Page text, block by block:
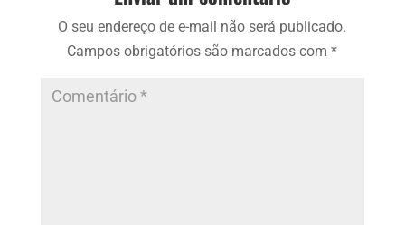
O seu endereço de e-mail não será publicado.
Campos obrigatórios são marcados com*